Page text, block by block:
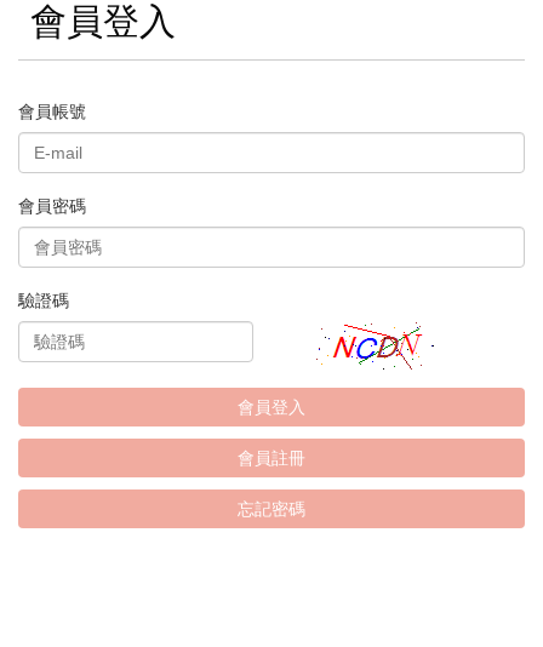
會員登入
會員帳號
會員密碼
驗證碼
會員登入
會員註冊
忘記密碼